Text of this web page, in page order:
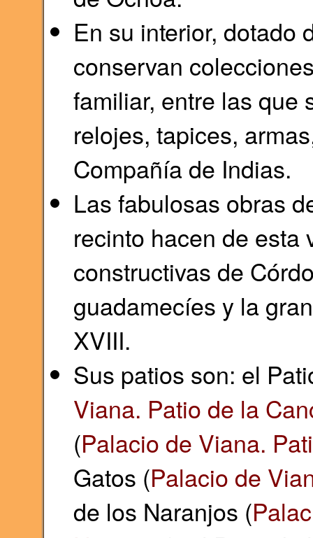
En su interior, dotado
conservan
familiar, entre las que
relojes, tapices,
Compañía de Indias.
Las fabulosas obras
recinto hacen de esta
constructivas de
guadamecíes y la
XVIII.
Sus patios son: el
Viana. Patio de la
(Palacio de Viana.
Gatos (Palacio de
de los Naranjos (